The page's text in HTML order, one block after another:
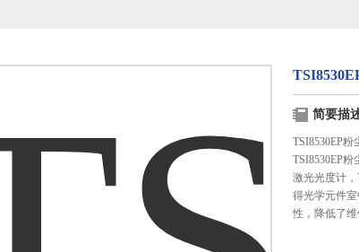
简要描
TSI8530EP粉
TSI8530EP
激光光度计
得光学元件
性，降低了